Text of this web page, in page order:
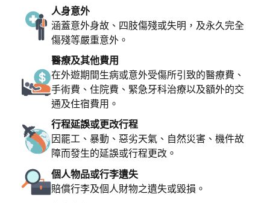
人身意外
涵蓋意外身故、四肢傷殘或失明，及永久完全
傷殘等嚴重意外。
醫療及其他費用
在外遊期間生病或意外受傷所引致的醫療費、
手術費、住院費、緊急牙科治療以及額外的交
通及住宿費用。
行程延誤或更改行程
因罷工、暴動、惡劣天氣、自然災害、機件故
障而發生的延誤或行程更改。
個人物品或行李遺失
賠償行李及個人財物之遺失或毀損。